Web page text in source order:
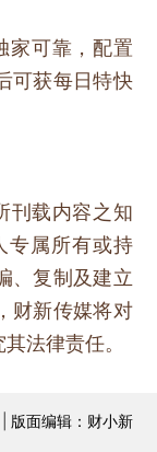
可靠，配置
可获每日特快
载内容之知
专属所有或持
、复制及建立
财新传媒将对
法律责任。
版面编辑：财小新